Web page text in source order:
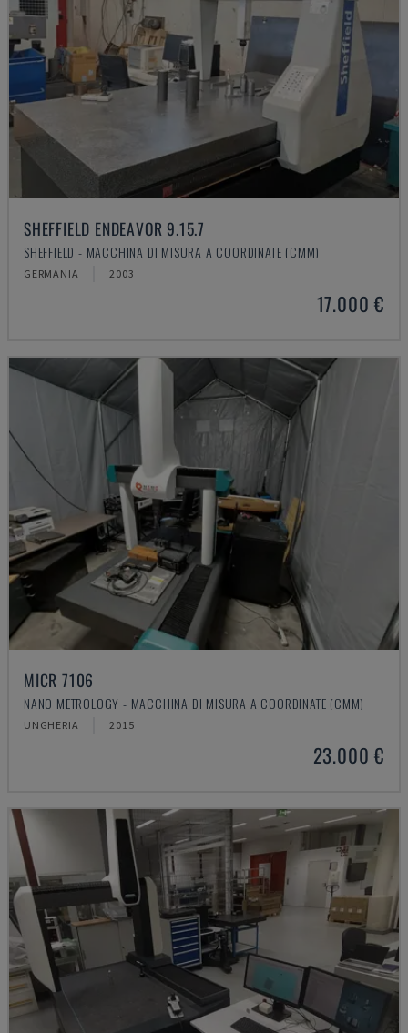
SHEFFIELD ENDEAVOR 9.15.7
SHEFFIELD - MACCHINA DI MISURA A COORDINATE (CMM)
GERMANIA 2003
17.000 €
MICR 7106
NANO METROLOGY - MACCHINA DI MISURA A COORDINATE (CMM)
UNGHERIA 2015
23.000 €